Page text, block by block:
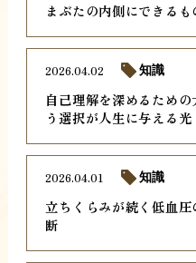
まぶたの内側にできる
自己理解を深めるため
う選択が人生に与える光
2026.04.02 知識
立ちくらみが続く低血
断
2026.04.01 知識